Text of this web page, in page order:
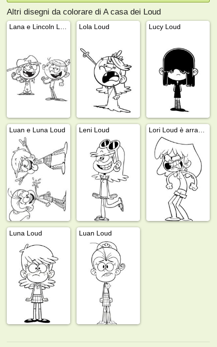
Altri disegni da colorare di A casa dei Loud
Lola Loud Lucy Loud
Luan e Luna Loud Leni Loud
Luna Loud Luan Loud